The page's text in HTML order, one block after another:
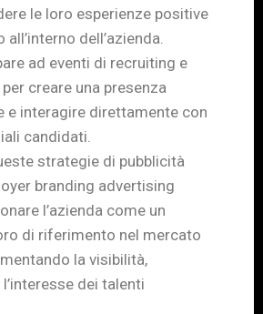
le loro esperienze positive
all’interno dell’azienda.
ad eventi di recruiting e
creare una presenza
e interagire direttamente con
candidati.
strategie di pubblicità
branding advertising
l’azienda come un
di riferimento nel mercato
la visibilità,
dei talenti